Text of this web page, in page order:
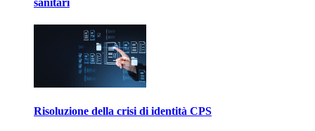
sanitari
Risoluzione della crisi di identità CPS